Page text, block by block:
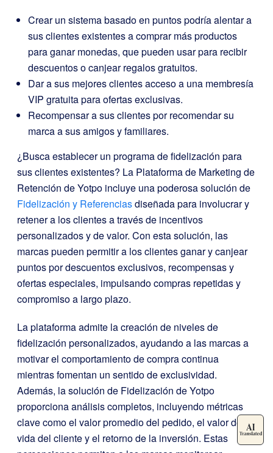
Crear un sistema basado en puntos podría alentar a
sus clientes existentes a comprar más productos
para ganar monedas, que pueden usar para recibir
descuentos o canjear regalos gratuitos.
Dar a sus mejores clientes acceso a una membresía
VIP gratuita para ofertas exclusivas.
Recompensar a sus clientes por recomendar su
marca a sus amigos y familiares.
¿Busca establecer un programa de fidelización para
sus clientes existentes? La Plataforma de Marketing de
Retención de Yotpo incluye una poderosa solución de
Fidelización y Referenciasdiseñada para involucrar y
retener a los clientes a través de incentivos
personalizados y de valor. Con esta solución, las
marcas pueden permitir a los clientes ganar y canjear
puntos por descuentos exclusivos, recompensas y
ofertas especiales, impulsando compras repetidas y
compromiso a largo plazo.
La plataforma admite la creación de niveles de
fidelización personalizados, ayudando a las marcas a
motivar el comportamiento de compra continua
mientras fomentan un sentido de exclusividad.
Además, la solución de Fidelización de Yotpo
proporciona análisis completos, incluyendo métricas
clave como el valor promedio del pedido, el valor de
vida del cliente y el retorno de la inversión. Estas